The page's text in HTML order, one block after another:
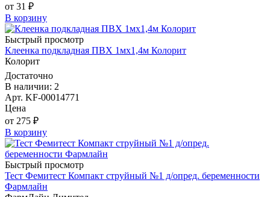
от 31 ₽
В корзину
Быстрый просмотр
Клеенка подкладная ПВХ 1мx1,4м Колорит
Колорит
Достаточно
В наличии: 2
Арт. KF-00014771
Цена
от 275 ₽
В корзину
Быстрый просмотр
Тест Фемитест Компакт струйный №1 д/опред. беременности
Фармлайн